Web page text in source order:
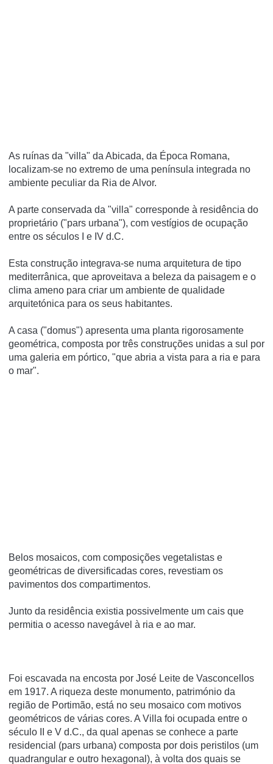
As ruínas da "villa" da Abicada, da Época Romana,
localizam-se no extremo de uma península integrada no
ambiente peculiar da Ria de Alvor.
A parte conservada da "villa" corresponde à residência do
proprietário ("pars urbana"), com vestígios de ocupação
entre os séculos I e IV d.C.
Esta construção integrava-se numa arquitetura de tipo
mediterrânica, que aproveitava a beleza da paisagem e o
clima ameno para criar um ambiente de qualidade
arquitetónica para os seus habitantes.
A casa ("domus") apresenta uma planta rigorosamente
geométrica, composta por três construções unidas a sul por
uma galeria em pórtico, "que abria a vista para a ria e para
o mar".
Belos mosaicos, com composições vegetalistas e
geométricas de diversificadas cores, revestiam os
pavimentos dos compartimentos.
Junto da residência existia possivelmente um cais que
permitia o acesso navegável à ria e ao mar.
Foi escavada na encosta por José Leite de Vasconcellos
em 1917. A riqueza deste monumento, património da
região de Portimão, está no seu mosaico com motivos
geométricos de várias cores. A Villa foi ocupada entre o
século II e V d.C., da qual apenas se conhece a parte
residencial (pars urbana) composta por dois peristilos (um
quadrangular e outro hexagonal), à volta dos quais se